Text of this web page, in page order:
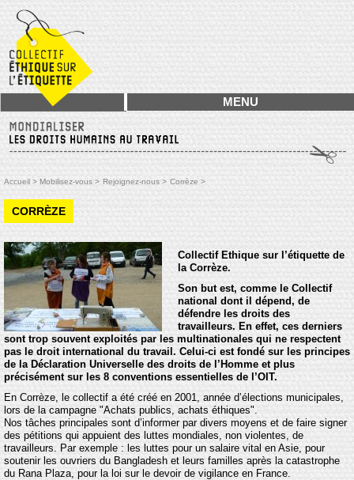
MENU
Accueil > Mobilisez-vous > Rejoignez-nous > Corrèze >
CORRÈZE
Collectif Ethique sur l’étiquette de
la Corrèze.
Son but est, comme le Collectif
national dont il dépend, de
défendre les droits des
travailleurs. En effet, ces derniers
sont trop souvent exploités par les multinationales qui ne respectent
pas le droit international du travail. Celui-ci est fondé sur les principes
de la Déclaration Universelle des droits de l’Homme et plus
précisément sur les 8 conventions essentielles de l’OIT.
En Corrèze, le collectif a été créé en 2001, année d’élections municipales,
lors de la campagne "Achats publics, achats éthiques".
Nos tâches principales sont d’informer par divers moyens et de faire signer
des pétitions qui appuient des luttes mondiales, non violentes, de
travailleurs. Par exemple : les luttes pour un salaire vital en Asie, pour
soutenir les ouvriers du Bangladesh et leurs familles après la catastrophe
du Rana Plaza, pour la loi sur le devoir de vigilance en France.